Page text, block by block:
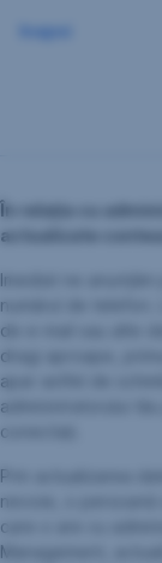
Inapoi
În relația cu
actualizate
Imediat ne
numărul de telefon.
de e-mail sau alte
dragi aproape,
apar astfel de
administratorului
conectați.
Prin actualizarea
nevoie, o
care o are cu
Management,